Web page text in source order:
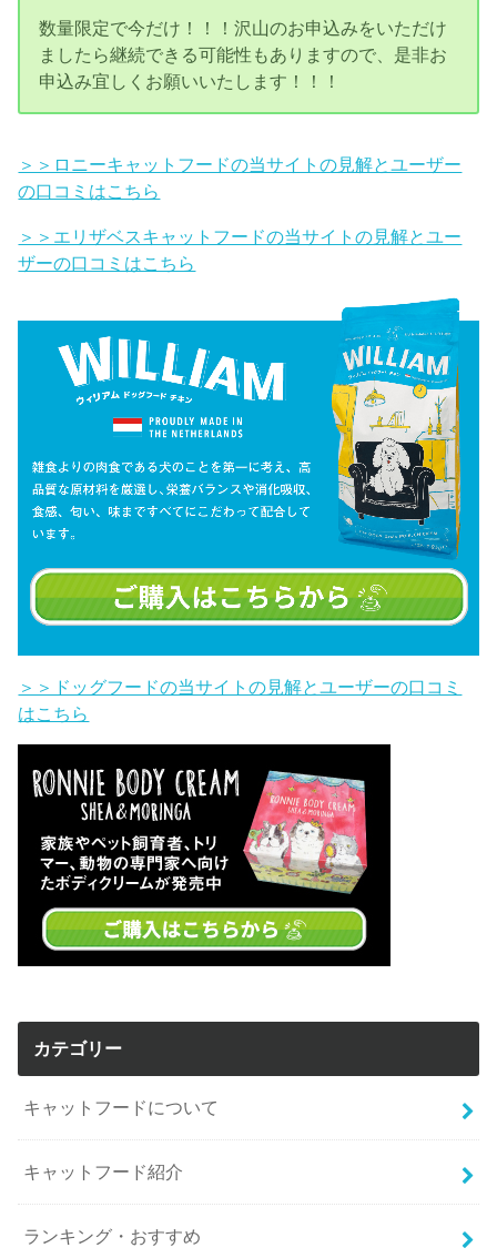
数量限定で今だけ！！！沢山のお申込みをいただけ
ましたら継続できる可能性もありますので、是非お
申込み宜しくお願いいたします！！！
＞＞ロニーキャットフードの当サイトの見解とユーザー
の口コミはこちら
＞＞エリザベスキャットフードの当サイトの見解とユー
ザーの口コミはこちら
＞＞ドッグフードの当サイトの見解とユーザーの口コミ
はこちら
カテゴリー
キャットフードについて
キャットフード紹介
ランキング・おすすめ